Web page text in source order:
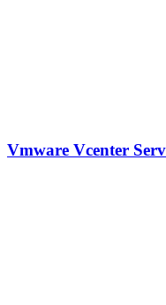
Vmware Vcenter